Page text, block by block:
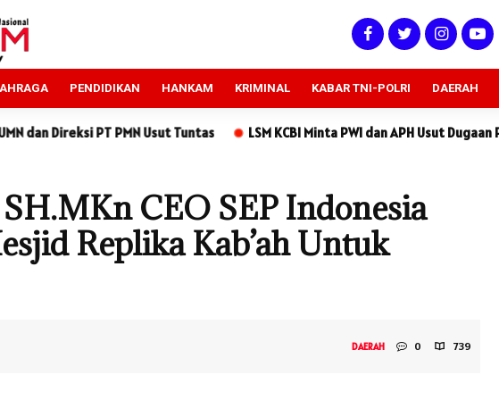
PENDIDIKAN HANKAM KRIMINAL KABAR TNI-POLRI DAERAH
LSM KCBI Minta PWI dan APH Usut Dugaan Penipuan Rp170 Juta yang
CEO SEP Indonesia
Replika Kab’ah Untuk
DAERAH 0 739